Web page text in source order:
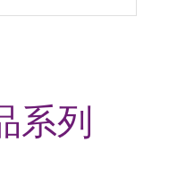
系列